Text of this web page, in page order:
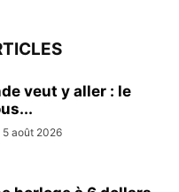
veut y aller : le
5 août 2026